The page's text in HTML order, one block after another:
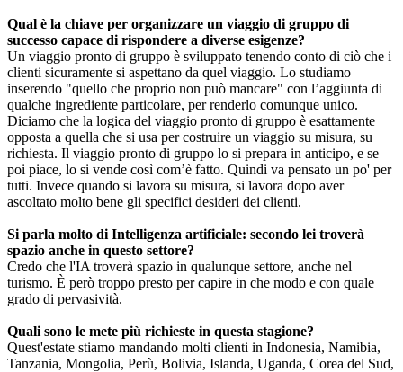
Qual è la chiave per organizzare un viaggio di gruppo di
successo capace di rispondere a diverse esigenze?
Un viaggio pronto di gruppo è sviluppato tenendo conto di ciò che i
clienti sicuramente si aspettano da quel viaggio. Lo studiamo
inserendo "quello che proprio non può mancare" con l’aggiunta di
qualche ingrediente particolare, per renderlo comunque unico.
Diciamo che la logica del viaggio pronto di gruppo è esattamente
opposta a quella che si usa per costruire un viaggio su misura, su
richiesta. Il viaggio pronto di gruppo lo si prepara in anticipo, e se
poi piace, lo si vende così com’è fatto. Quindi va pensato un po' per
tutti. Invece quando si lavora su misura, si lavora dopo aver
ascoltato molto bene gli specifici desideri dei clienti.
Si parla molto di Intelligenza artificiale: secondo lei troverà
spazio anche in questo settore?
Credo che l'IA troverà spazio in qualunque settore, anche nel
turismo. È però troppo presto per capire in che modo e con quale
grado di pervasività.
Quali sono le mete più richieste in questa stagione?
Quest'estate stiamo mandando molti clienti in Indonesia, Namibia,
Tanzania, Mongolia, Perù, Bolivia, Islanda, Uganda, Corea del Sud,